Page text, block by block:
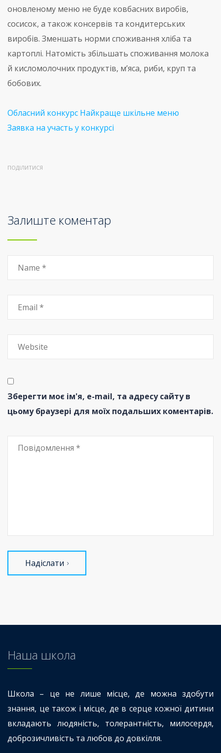
оновленому меню не буде ковбасних виробів,
сосисок, а також консервів та кондитерських
виробів. Зменшать норми споживання хліба та
картоплі. Натомість збільшать споживання молока
й кисломолочних продуктів, м’яса, риби, круп та
бобових.
Обласний конкурс Найкраще шкільне меню
Заявка на участь у конкурсі
ПОДІЛИТИСЯ
Залиште коментар
Зберегти моє ім'я, e-mail, та адресу сайту в
цьому браузері для моїх подальших коментарів.
Надіслати
Наша школа
Школа – це не лише місце, де можна здобути
знання, це також і місце, де в серце кожної дитини
вкладають людяність, толерантність, милосердя,
доброзичливість та любов до довкілля.